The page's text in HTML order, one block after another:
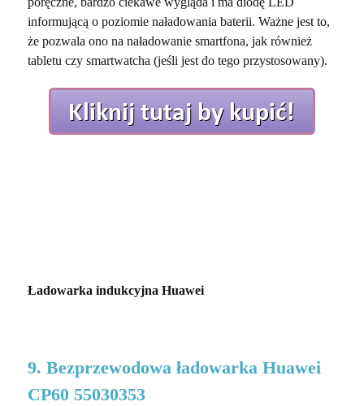
informującą o poziomie naładowania baterii. Ważne jest to,
że pozwala ono na naładowanie smartfona, jak również
tabletu czy smartwatcha (jeśli jest do tego przystosowany).
Ładowarka indukcyjna Huawei
9. Bezprzewodowa ładowarka Huawei
CP60 55030353